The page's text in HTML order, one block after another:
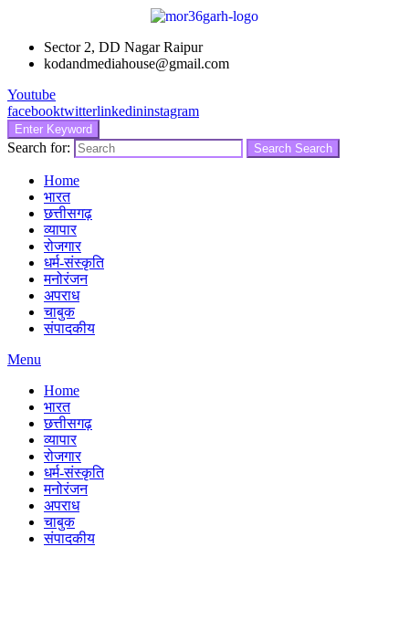
Sector 2, DD Nagar Raipur
kodandmediahouse@gmail.com
Youtube
facebooktwitterlinkedininstagram
Enter Keyword
Search for: Search Search
Home
भारत
छत्तीसगढ़
व्यापार
रोजगार
धर्म-संस्कृति
मनोरंजन
अपराध
चाबुक
संपादकीय
Menu
Home
भारत
छत्तीसगढ़
व्यापार
रोजगार
धर्म-संस्कृति
मनोरंजन
अपराध
चाबुक
संपादकीय